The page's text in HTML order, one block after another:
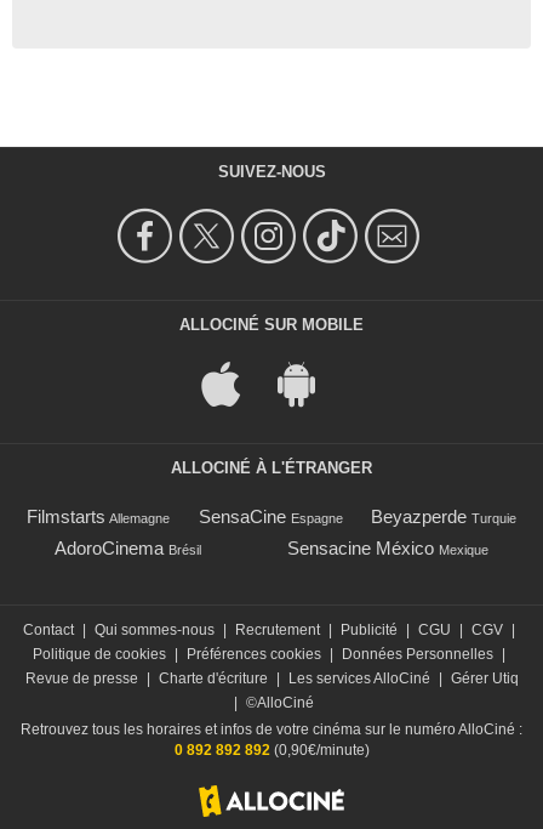
SUIVEZ-NOUS
ALLOCINÉ SUR MOBILE
ALLOCINÉ À L'ÉTRANGER
Filmstarts Allemagne SensaCine Espagne Beyazperde Turquie
AdoroCinema Brésil Sensacine México Mexique
Contact Qui sommes-nous Recrutement Publicité CGU CGV
Politique de cookies
Préférences cookies Données Personnelles
Revue de presse
Charte d'écriture Les services AlloCiné
Gérer Utiq
©AlloCiné
Retrouvez tous les horaires et infos de votre cinéma sur le numéro AlloCiné :
0 892 892 892(0,90€/minute)